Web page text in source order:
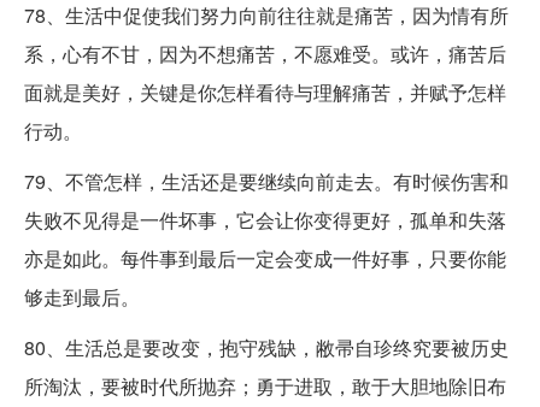
78、生活中促使我们努力向前往往就是痛苦，因为情有所
系，心有不甘，因为不想痛苦，不愿难受。或许，痛苦后
面就是美好，关键是你怎样看待与理解痛苦，并赋予怎样
行动。
79、不管怎样，生活还是要继续向前走去。有时候伤害和
失败不见得是一件坏事，它会让你变得更好，孤单和失落
亦是如此。每件事到最后一定会变成一件好事，只要你能
够走到最后。
80、生活总是要改变，抱守残缺，敝帚自珍终究要被历史
所淘汰，要被时代所抛弃；勇于进取，敢于大胆地除旧布